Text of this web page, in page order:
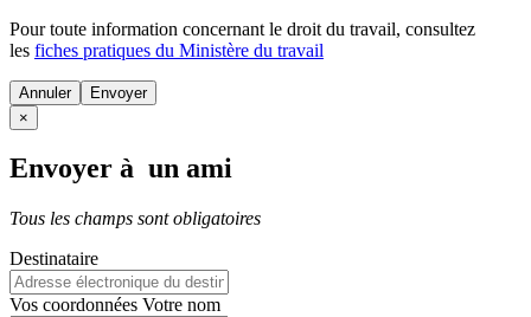
Pour toute information concernant le droit du travail, consultez
les fiches pratiques du Ministère du travail
Annuler
×
Envoyer à un ami
Tous les champs sont obligatoires
Destinataire
Vos coordonnées Votre nom